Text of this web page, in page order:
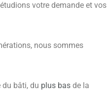
votre demande et vos
nous sommes
du bâti, du plus bas de la